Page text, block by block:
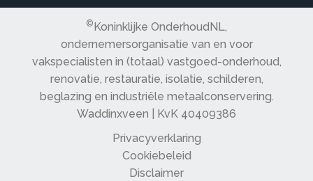
©Koninklijke OnderhoudNL,
ondernemersorganisatie van en voor
vakspecialisten in (totaal) vastgoed-onderhoud,
renovatie, restauratie, isolatie, schilderen,
beglazing en industriële metaalconservering.
Waddinxveen | KvK 40409386
Privacyverklaring
Cookiebeleid
Disclaimer